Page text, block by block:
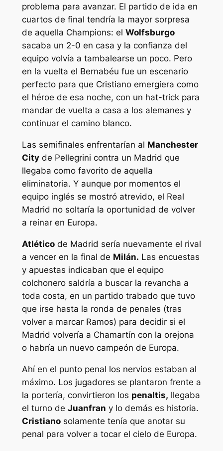
problema para avanzar. El partido de ida en
cuartos de final tendría la mayor sorpresa
de aquella Champions: el Wolfsburgo
sacaba un 2-0 en casa y la confianza del
equipo volvía a tambalearse un poco. Pero
en la vuelta el Bernabéu fue un escenario
perfecto para que Cristiano emergiera como
el héroe de esa noche, con un hat-trick para
mandar de vuelta a casa a los alemanes y
continuar el camino blanco.
Las semifinales enfrentarían al Manchester
Cityde Pellegrini contra un Madrid que
llegaba como favorito de aquella
eliminatoria. Y aunque por momentos el
equipo inglés se mostró atrevido, el Real
Madrid no soltaría la oportunidad de volver
a reinar en Europa.
Atléticode Madrid sería nuevamente el rival
a vencer en la final de Milán. Las encuestas
y apuestas indicaban que el equipo
colchonero saldría a buscar la revancha a
toda costa, en un partido trabado que tuvo
que irse hasta la ronda de penales (tras
volver a marcar Ramos) para decidir si el
Madrid volvería a Chamartín con la orejona
o habría un nuevo campeón de Europa.
Ahí en el punto penal los nervios estaban al
máximo. Los jugadores se plantaron frente a
la portería, convirtieron los penaltis, llegaba
el turno de Juanfran y lo demás es historia.
Cristianosolamente tenía que anotar su
penal para volver a tocar el cielo de Europa.